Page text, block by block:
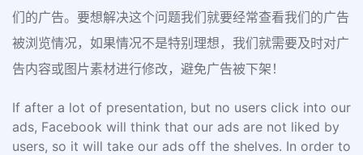
们的广告。要想解决这个问题我们就要经常查看我们的广告
被浏览情况，如果情况不是特别理想，我们就需要及时对广
告内容或图片素材进行修改，避免广告被下架！
If after a lot of presentation, but no users click into our
ads, Facebook will think that our ads are not liked by
users, so it will take our ads off the shelves. In order to